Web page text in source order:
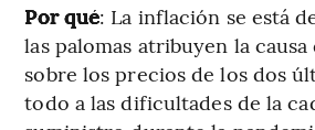
Por qué: La inflación se está
las palomas atribuyen la
sobre los precios de los dos
todo a las dificultades de la